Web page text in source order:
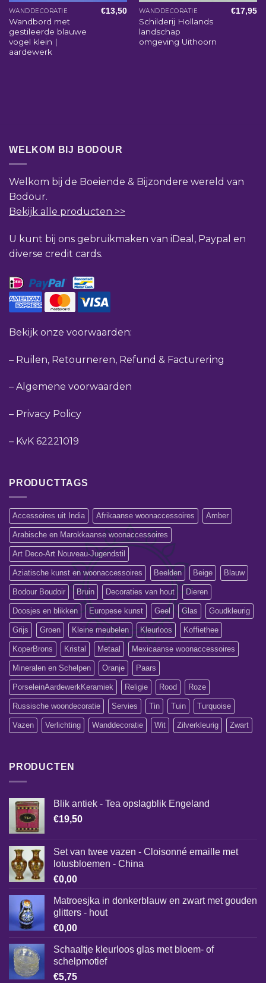
WANDDECORATIE
Wandbord met
gestileerde blauwe
vogel klein |
aardewerk
€13,50 WANDDECORATIE
Schilderij Hollands
landschap
omgeving Uithoorn
€17,95
WELKOM BIJ BODOUR
Welkom bij de Boeiende & Bijzondere wereld van
Bodour.
Bekijk alle producten >>
U kunt bij ons gebruikmaken van iDeal, Paypal en
diverse credit cards.
Bekijk onze voorwaarden:
– Ruilen, Retourneren, Refund & Facturering
– Algemene voorwaarden
– Privacy Policy
– KvK 62221019
PRODUCTTAGS
Accessoires uit India Afrikaanse woonaccessoires Amber
Arabische en Marokkaanse woonaccessoires
Art Deco-Art Nouveau-Jugendstil
Aziatische kunst en woonaccessoires Beelden Beige Blauw
Bodour Boudoir Bruin Decoraties van hout Dieren
Doosjes en blikken Europese kunst Geel Glas Goudkleurig
Grijs Groen Kleine meubelen Kleurloos Koffiethee
KoperBrons Kristal Metaal Mexicaanse woonaccessoires
Mineralen en Schelpen Oranje Paars
PorseleinAardewerkKeramiek Religie Rood Roze
Russische woondecoratie Servies Tin Tuin Turquoise
Vazen Verlichting Wanddecoratie Wit Zilverkleurig Zwart
PRODUCTEN
Blik antiek - Tea opslagblik Engeland
€19,50
Set van twee vazen - Cloisonné emaille met
lotusbloemen - China
€0,00
Matroesjka in donkerblauw en zwart met gouden
glitters - hout
€0,00
Schaaltje kleurloos glas met bloem- of
schelpmotief
€5,75